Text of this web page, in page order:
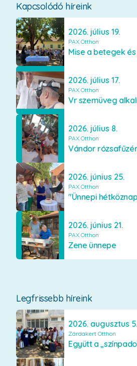
Kapcsolódó híreink
2026. július 19.
PAX Otthon
2026. július 17.
PAX Otthon
Vr szemüveg
2026. július 8.
PAX Otthon
2026. június 25.
PAX Otthon
"Ünnepi
2026. június 21.
PAX Otthon
Zene ünnepe
Legfrissebb híreink
2026. augusztus 5.
Zárdakert Otthon